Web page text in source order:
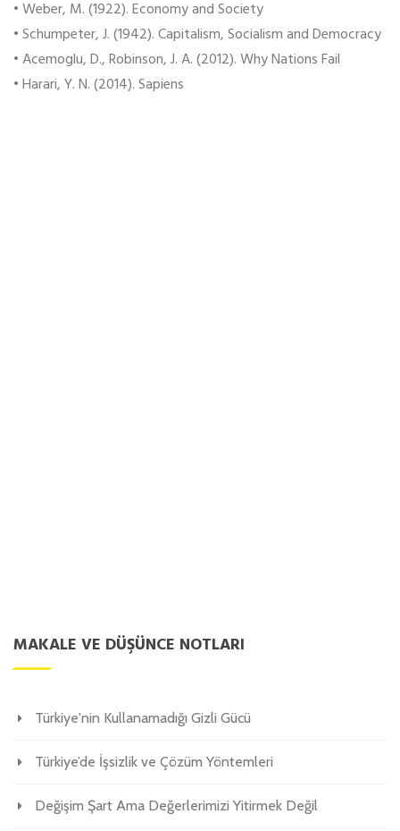
• Weber, M. (1922). Economy and Society
• Schumpeter, J. (1942). Capitalism, Socialism and Democracy
• Acemoglu, D., Robinson, J. A. (2012). Why Nations Fail
• Harari, Y. N. (2014). Sapiens
MAKALE VE DÜŞÜNCE NOTLARI
Türkiye'nin Kullanamadığı Gizli Gücü
Türkiye’de İşsizlik ve Çözüm Yöntemleri
Değişim Şart Ama Değerlerimizi Yitirmek Değil